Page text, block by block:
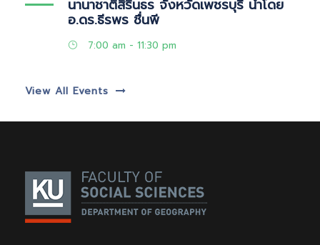
นานาชาติสิรินธร จังหวัดเพชรบุรี นำโดย
อ.ดร.ธีรพร ชื่นพี
7:00 am - 11:30 pm
View All Events